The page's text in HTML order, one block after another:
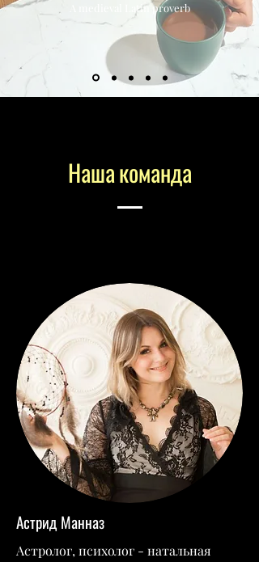
A medieval Latin proverb
Наша команда
Астрид Манназ
Астролог, психолог - натальная